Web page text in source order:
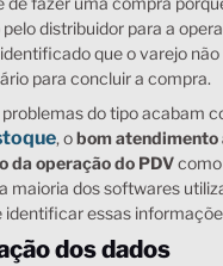
distribuidor para a
que o varejo
para concluir a compra.
do tipo acabam
, obom atendimento
da operação do PDVcomo
maioria dos softwares
identificar essas
dos dados